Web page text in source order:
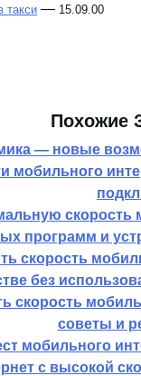
такси — 15.09.00
Похожие
— новые
мобильного
программ и
скорость
без
скорость
советы и
мобильного
с высокой